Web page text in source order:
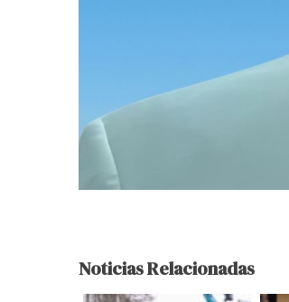
Noticias Relacionadas